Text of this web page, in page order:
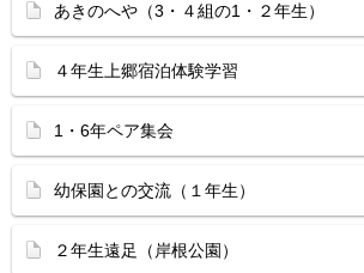
あきのへや（3・４組の1・２年生）
４年生上郷宿泊体験学習
1・6年ペア集会
幼保園との交流（１年生）
２年生遠足（岸根公園）